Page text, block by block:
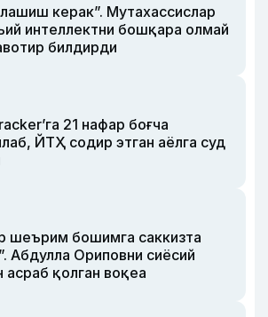
керак”. Мутахассислар
интеллектни бошқара олмай
билдирди
21 нафар боғча
ЙТҲ содир этган аёлга суд
шеърим бошимга саккизта
Абдулла Ориповни сиёсий
асраб қолган воқеа